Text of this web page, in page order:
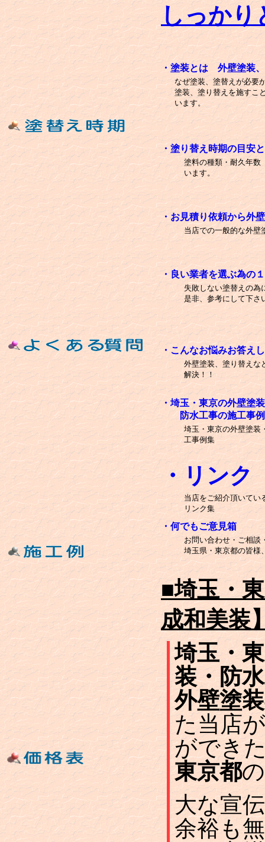
しっかり
・ 塗装とは 外壁塗装
なぜ塗装、塗替えが必要
塗装、塗り替えを施すこ
います。
・塗り替え時期の目安
塗料の種類・耐久年数
います。
・お見積り依頼から外
当店での一般的な外壁
・良い業者を選ぶ為の
失敗しない塗替えの為
是非、参考にして下さ
・こんなお悩みお答え
外壁塗装、塗り替え
解決！！
・埼玉・東京の外壁塗
防水工事の施工事例
埼玉・東京の外壁塗装
工事例集
・リンク
当店をご紹介頂いてい
リンク集
・何でもご意見箱
お問い合わせ・ご相
埼玉県・東京都の皆様
■埼玉・
成和美装
埼玉・
装・防
外壁塗
た当店
ができ
東京都
大な宣
余裕も